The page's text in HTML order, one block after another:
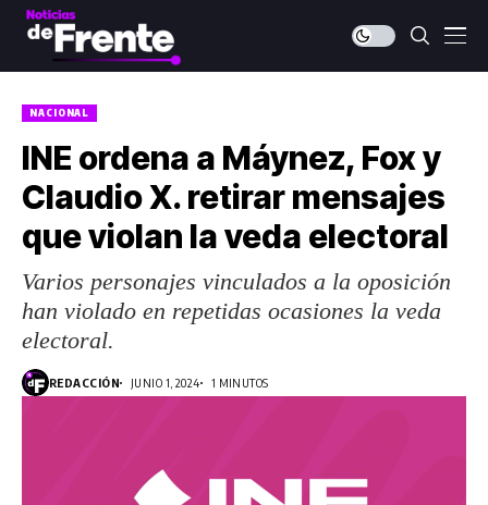
NACIONAL
INE ordena a Máynez, Fox y
Claudio X. retirar mensajes
que violan la veda electoral
Varios personajes vinculados a la oposición
han violado en repetidas ocasiones la veda
electoral.
REDACCIÓN JUNIO 1, 2024 1 MINUTOS